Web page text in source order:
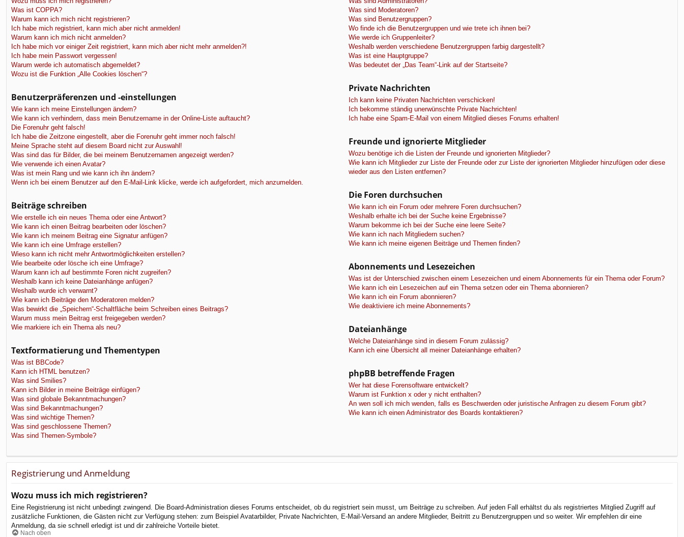
Was ist COPPA?
Warum kann ich mich nicht registrieren?
Ich habe mich registriert, kann mich aber nicht anmelden!
Warum kann ich mich nicht anmelden?
Ich habe mich vor einiger Zeit registriert, kann mich aber nicht mehr anmelden?!
Ich habe mein Passwort vergessen!
Warum werde ich automatisch abgemeldet?
Wozu ist die Funktion „Alle Cookies löschen“?
Benutzerpräferenzen und -einstellungen
Wie kann ich meine Einstellungen ändern?
Wie kann ich verhindern, dass mein Benutzername in der Online-Liste auftaucht?
Die Forenuhr geht falsch!
Ich habe die Zeitzone eingestellt, aber die Forenuhr geht immer noch falsch!
Meine Sprache steht auf diesem Board nicht zur Auswahl!
Was sind das für Bilder, die bei meinem Benutzernamen angezeigt werden?
Wie verwende ich einen Avatar?
Was ist mein Rang und wie kann ich ihn ändern?
Wenn ich bei einem Benutzer auf den E-Mail-Link klicke, werde ich aufgefordert, mich anzumelden.
Beiträge schreiben
Wie erstelle ich ein neues Thema oder eine Antwort?
Wie kann ich einen Beitrag bearbeiten oder löschen?
Wie kann ich meinem Beitrag eine Signatur anfügen?
Wie kann ich eine Umfrage erstellen?
Wieso kann ich nicht mehr Antwortmöglichkeiten erstellen?
Wie bearbeite oder lösche ich eine Umfrage?
Warum kann ich auf bestimmte Foren nicht zugreifen?
Weshalb kann ich keine Dateianhänge anfügen?
Weshalb wurde ich verwarnt?
Wie kann ich Beiträge den Moderatoren melden?
Was bewirkt die „Speichern“-Schaltfläche beim Schreiben eines Beitrags?
Warum muss mein Beitrag erst freigegeben werden?
Wie markiere ich ein Thema als neu?
Textformatierung und Thementypen
Was ist BBCode?
Kann ich HTML benutzen?
Was sind Smilies?
Kann ich Bilder in meine Beiträge einfügen?
Was sind globale Bekanntmachungen?
Was sind Bekanntmachungen?
Was sind wichtige Themen?
Was sind geschlossene Themen?
Was sind Themen-Symbole?
Was sind Moderatoren?
Was sind Benutzergruppen?
Wo finde ich die Benutzergruppen und wie trete ich ihnen bei?
Wie werde ich Gruppenleiter?
Weshalb werden verschiedene Benutzergruppen farbig dargestellt?
Was ist eine Hauptgruppe?
Was bedeutet der „Das Team“-Link auf der Startseite?
Private Nachrichten
Ich kann keine Privaten Nachrichten verschicken!
Ich bekomme ständig unerwünschte Private Nachrichten!
Ich habe eine Spam-E-Mail von einem Mitglied dieses Forums erhalten!
Freunde und ignorierte Mitglieder
Wozu benötige ich die Listen der Freunde und ignorierten Mitglieder?
Wie kann ich Mitglieder zur Liste der Freunde oder zur Liste der ignorierten Mitglieder hinzufügen oder diese
wieder aus den Listen entfernen?
Die Foren durchsuchen
Wie kann ich ein Forum oder mehrere Foren durchsuchen?
Weshalb erhalte ich bei der Suche keine Ergebnisse?
Warum bekomme ich bei der Suche eine leere Seite?
Wie kann ich nach Mitgliedern suchen?
Wie kann ich meine eigenen Beiträge und Themen finden?
Abonnements und Lesezeichen
Was ist der Unterschied zwischen einem Lesezeichen und einem Abonnements für ein Thema oder Forum?
Wie kann ich ein Lesezeichen auf ein Thema setzen oder ein Thema abonnieren?
Wie kann ich ein Forum abonnieren?
Wie deaktiviere ich meine Abonnements?
Dateianhänge
Welche Dateianhänge sind in diesem Forum zulässig?
Kann ich eine Übersicht all meiner Dateianhänge erhalten?
phpBB betreffende Fragen
Wer hat diese Forensoftware entwickelt?
Warum ist Funktion x oder y nicht enthalten?
An wen soll ich mich wenden, falls es Beschwerden oder juristische Anfragen zu diesem Forum gibt?
Wie kann ich einen Administrator des Boards kontaktieren?
Registrierung und Anmeldung
Wozu muss ich mich registrieren?
Eine Registrierung ist nicht unbedingt zwingend. Die Board-Administration dieses Forums entscheidet, ob du registriert sein musst, um Beiträge zu schreiben. Auf jeden Fall erhältst du als registriertes Mitglied Zugriff auf
zusätzliche Funktionen, die Gästen nicht zur Verfügung stehen: zum Beispiel Avatarbilder, Private Nachrichten, E-Mail-Versand an andere Mitglieder, Beitritt zu Benutzergruppen und so weiter. Wir empfehlen dir eine
Anmeldung, da sie schnell erledigt ist und dir zahlreiche Vorteile bietet.
Nach oben